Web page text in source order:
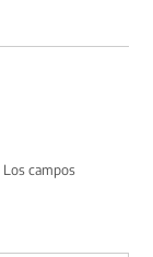
Los campos